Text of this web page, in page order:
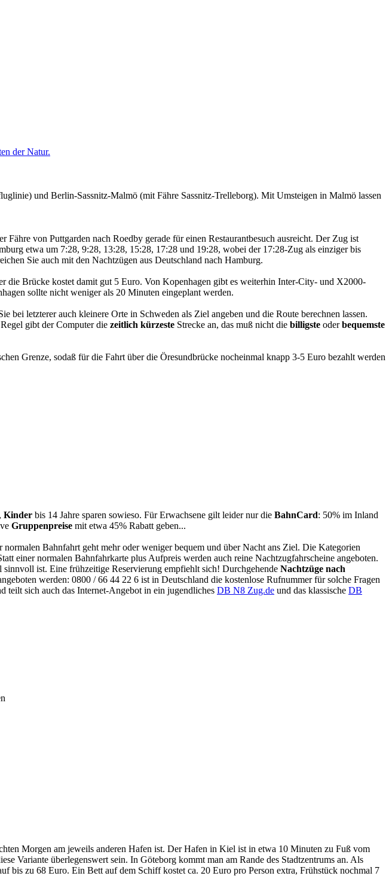
und Berlin-Sassnitz-Malmö (mit Fähre Sassnitz-Trelleborg). Mit Umsteigen in Malmö lassen
von Puttgarden nach Roedby gerade für einen Restaurantbesuch ausreicht. Der Zug ist
etwa um 7:28, 9:28, 13:28, 15:28, 17:28 und 19:28, wobei der 17:28-Zug als einziger bis
Sie auch mit den Nachtzügen aus Deutschland nach Hamburg.
Brücke kostet damit gut 5 Euro. Von Kopenhagen gibt es weiterhin Inter-City- und X2000-
sollte nicht weniger als 20 Minuten eingeplant werden.
bei letzterer auch kleinere Orte in Schweden als Ziel angeben und die Route berechnen lassen.
gibt der Computer die zeitlich kürzeste Strecke an, das muß nicht die billigste oderbequemste
Grenze, sodaß für die Fahrt über die Öresundbrücke nocheinmal knapp 3-5 Euro bezahlt werden
Kinder bis 14 Jahre sparen sowieso. Für Erwachsene gilt leider nur die BahnCard: 50% im Inland
Gruppenpreise mit etwa 45% Rabatt geben...
Bahnfahrt geht mehr oder weniger bequem und über Nacht ans Ziel. Die Kategorien
einer normalen Bahnfahrkarte plus Aufpreis werden auch reine Nachtzugfahrscheine angeboten.
ist. Eine frühzeitige Reservierung empfiehlt sich! Durchgehende Nachtzüge nach
werden: 0800 / 66 44 22 6 ist in Deutschland die kostenlose Rufnummer für solche Fragen
teilt sich auch das Internet-Angebot in ein jugendliches DB N8 Zug.de und das klassische DB
Morgen am jeweils anderen Hafen ist. Der Hafen in Kiel ist in etwa 10 Minuten zu Fuß vom
Variante überlegenswert sein. In Göteborg kommt man am Rande des Stadtzentrums an. Als
bis zu 68 Euro. Ein Bett auf dem Schiff kostet ca. 20 Euro pro Person extra, Frühstück nochmal 7